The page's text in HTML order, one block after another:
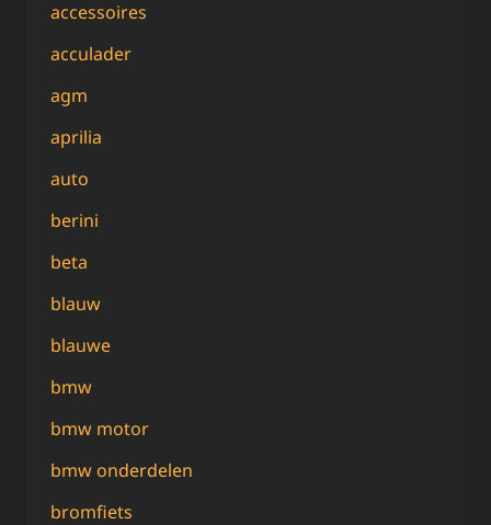
accessoires
acculader
agm
aprilia
auto
berini
beta
blauw
blauwe
bmw
bmw motor
bmw onderdelen
bromfiets